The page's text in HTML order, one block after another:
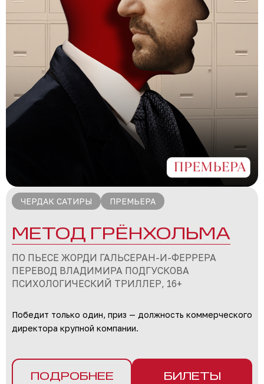
ЧЕРДАК САТИРЫ ПРЕМЬЕРА
МЕТОД ГРЁНХОЛЬМА
ПО ПЬЕСЕ ЖОРДИ ГАЛЬСЕРАН-И-ФЕРРЕРА
ПЕРЕВОД ВЛАДИМИРА ПОДГУСКОВА
ПСИХОЛОГИЧЕСКИЙ ТРИЛЛЕР, 16+
Победит только один, приз — должность коммерческого
директора крупной компании.
ПОДРОБНЕЕ БИЛЕТЫ